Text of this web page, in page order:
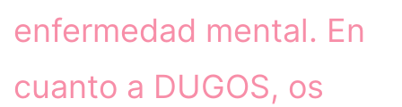
enfermedad mental. En
cuanto a DUGOS, os